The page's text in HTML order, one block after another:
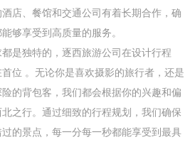
店、餐馆和交通公司有着长期合作，确
够享受到高质量的服务。
独特的，逐西旅游公司在设计行程
位 。无论你是喜欢摄影的旅行者，还是
的背包客，我们都会根据你的兴趣和偏
之行。通过细致的行程规划，我们确保
的景点，每一分每一秒都能享受到最具